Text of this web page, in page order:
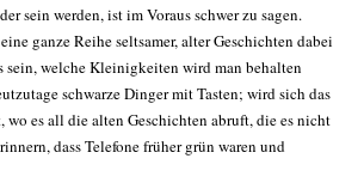
sein werden, ist im Voraus schwer zu sagen.
ganze Reihe seltsamer, alter Geschichten dabei
sein, welche Kleinigkeiten wird man behalten
schwarze Dinger mit Tasten; wird sich das
wo es all die alten Geschichten abruft, die es nicht
dass Telefone früher grün waren und